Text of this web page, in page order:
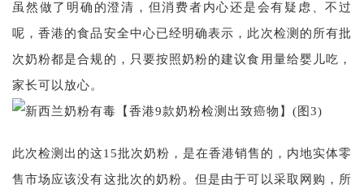
虽然做了明确的澄清，但消费者内心还是会有疑虑、不过
呢，香港的食品安全中心已经明确表示，此次检测的所有批
次奶粉都是合规的，只要按照奶粉的建议食用量给婴儿吃，
家长可以放心。
此次检测出的这15批次奶粉，是在香港销售的，内地实体零
售市场应该没有这批次的奶粉。但是由于可以采取网购，所